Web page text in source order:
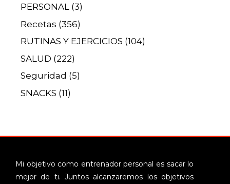
PERSONAL (3)
Recetas (356)
RUTINAS Y EJERCICIOS (104)
SALUD (222)
Seguridad (5)
SNACKS (11)
Mi objetivo como entrenador personal es sacar lo
mejor de ti. Juntos alcanzaremos los objetivos